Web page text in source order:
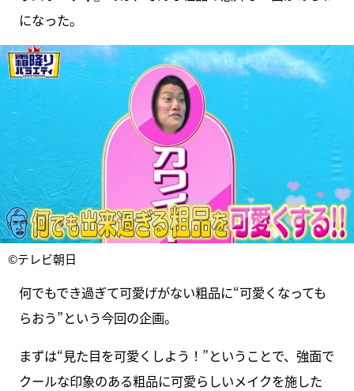
になった。
©テレビ朝日
何でもでき過ぎて可愛げがない粗品に“可愛くなっても
らおう”という今回の企画。
まずは“見た目を可愛くしよう！”ということで、強面で
クールな印象のある粗品に可愛らしいメイクを施した